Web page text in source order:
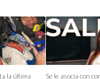
la última Se le asocia con